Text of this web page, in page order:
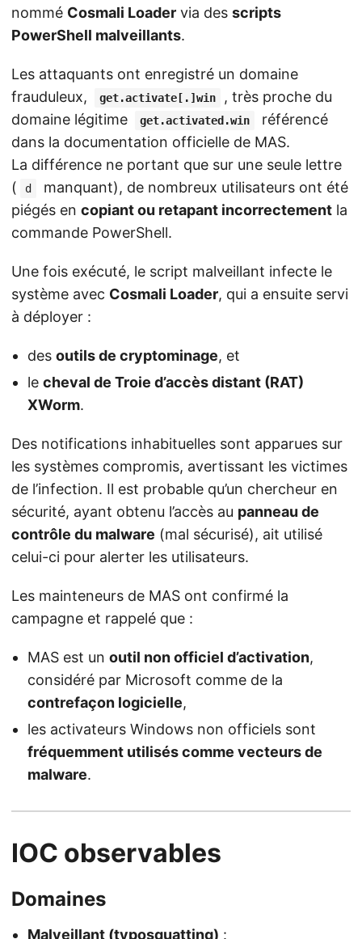
nommé Cosmali Loader via des scripts
PowerShell malveillants.
Les attaquants ont enregistré un domaine
frauduleux,
get.activate[.]win
, très proche du
domaine légitime
get.activated.win
référencé
dans la documentation officielle de MAS.
La différence ne portant que sur une seule lettre
(
d
manquant), de nombreux utilisateurs ont été
piégés en copiant ou retapant incorrectement la
commande PowerShell.
Une fois exécuté, le script malveillant infecte le
système avec Cosmali Loader, qui a ensuite servi
à déployer :
des outils de cryptominage, et
le cheval de Troie d’accès distant (RAT)
XWorm.
Des notifications inhabituelles sont apparues sur
les systèmes compromis, avertissant les victimes
de l’infection. Il est probable qu’un chercheur en
sécurité, ayant obtenu l’accès au panneau de
contrôle du malware (mal sécurisé), ait utilisé
celui-ci pour alerter les utilisateurs.
Les mainteneurs de MAS ont confirmé la
campagne et rappelé que :
MAS est un outil non officiel d’activation,
considéré par Microsoft comme de la
contrefaçon logicielle,
les activateurs Windows non officiels sont
fréquemment utilisés comme vecteurs de
malware.
IOC observables
Domaines
Malveillant (typosquatting) :